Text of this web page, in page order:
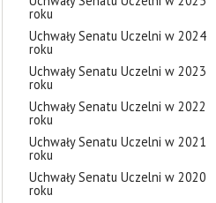
roku
Uchwały Senatu Uczelni w 2024
roku
Uchwały Senatu Uczelni w 2023
roku
Uchwały Senatu Uczelni w 2022
roku
Uchwały Senatu Uczelni w 2021
roku
Uchwały Senatu Uczelni w 2020
roku